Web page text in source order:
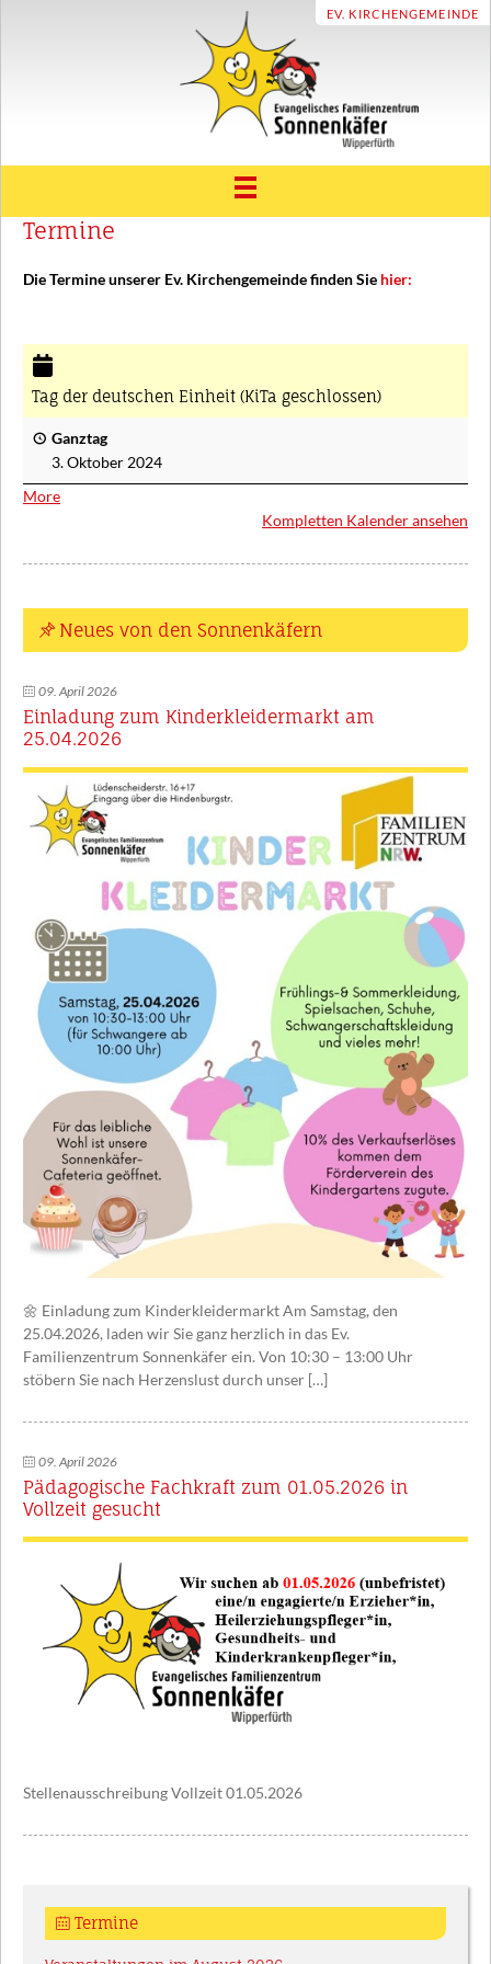
EV. KIRCHENGEMEINDE
ÜBER UNS
Träger und Leitbild
Konzept
Unser Sonnenkäfer Team
Eingewöhnung
UNSER HAUS
FAMILIENZENTRUM
Beratung und Unterstützung
Familienbildung und Erziehungspartnerschaft
Vereinbarkeit Familie und Beruf
TERMINE
INFOTHEK
Aktuelles
Downloads
KONTAKT
Termine
Die Termine unserer Ev. Kirchengemeinde finden Sie hier:
Tag der deutschen Einheit (KiTa geschlossen)
Ganztag
3. Oktober 2024
More
Kompletten Kalender ansehen
Neues von den Sonnenkäfern
09. April 2026
Einladung zum Kinderkleidermarkt am
25.04.2026
🌼 Einladung zum Kinderkleidermarkt Am Samstag, den
25.04.2026, laden wir Sie ganz herzlich in das Ev.
Familienzentrum Sonnenkäfer ein. Von 10:30 – 13:00 Uhr
stöbern Sie nach Herzenslust durch unser […]
09. April 2026
Pädagogische Fachkraft zum 01.05.2026 in
Vollzeit gesucht
Stellenausschreibung Vollzeit 01.05.2026
Termine